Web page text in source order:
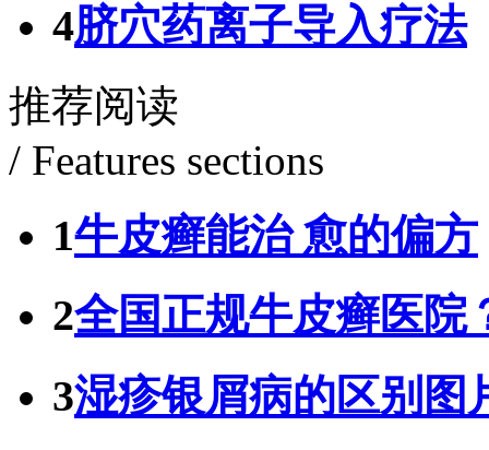
4脐穴药离子导入疗法
推荐阅读
/ Features sections
1牛皮癣能治 愈的偏方
2全国正规牛皮癣医院
3湿疹银屑病的区别图